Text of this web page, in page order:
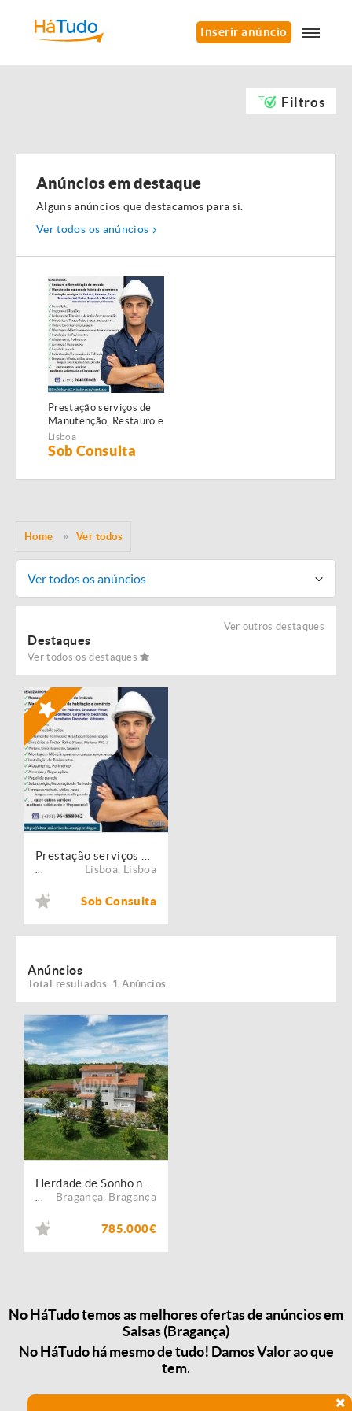
Inserir anúncio
Filtros
Anúncios em destaque
Alguns anúncios que destacamos para si.
Ver todos os anúncios
Prestação serviços de
Manutenção, Restauro e
Remodelação de
imóveis!
Lisboa
Sob Consulta
Home Ver todos
Ver todos os anúncios
Ver outros destaques
Destaques
Ver todos os destaques
Lisboa Lisboa
Sob Consulta
Anúncios
Total resultados: 1 Anúncios
Bragança Bragança
785.000€
No HáTudo temos as melhores ofertas de anúncios em
Salsas (Bragança)
No HáTudo há mesmo de tudo! Damos Valor ao que
tem.